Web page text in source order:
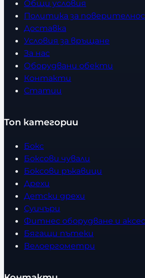
Общи условия
Политика за
Доставка
Условия за връщане
За нас
Оборудвани обекти
Контакти
Статии
Топ категории
Бокс
Боксови чували
Боксови ръкавици
Дрехи
Детски дрехи
Суичъри
Фитнес оборудване и
Бягащи пътеки
Велоергометри